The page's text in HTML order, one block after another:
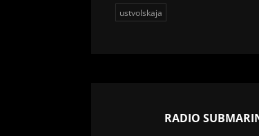
ustvolskaja
RADIO